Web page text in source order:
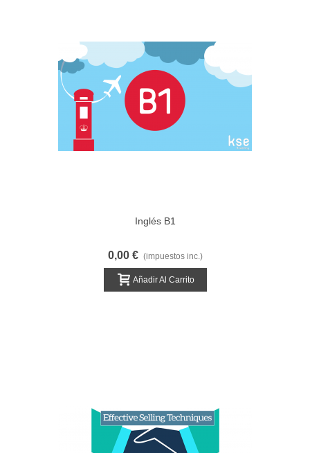
Inglés B1
0,00 € (impuestos inc.)
Añadir Al Carrito